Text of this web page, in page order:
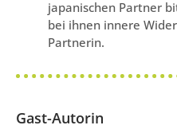
japanischen Partner
bei ihnen innere
Partnerin.
Gast-Autorin